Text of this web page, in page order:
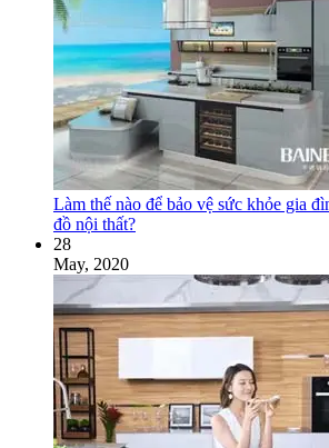
Làm thế nào để bảo vệ sức khỏe gia
đồ nội thất?
28
May, 2020